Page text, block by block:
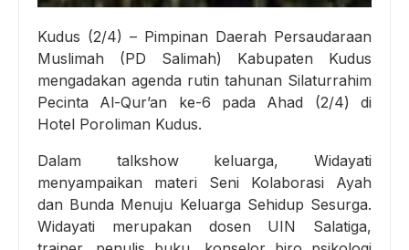
Kudus (2/4) – Pimpinan Daerah Persaudaraan
Muslimah (PD Salimah) Kabupaten Kudus
mengadakan agenda rutin tahunan Silaturrahim
Pecinta Al-Qur’an ke-6 pada Ahad (2/4) di
Hotel Poroliman Kudus.
Dalam talkshow keluarga, Widayati
menyampaikan materi Seni Kolaborasi Ayah
dan Bunda Menuju Keluarga Sehidup Sesurga.
Widayati merupakan dosen UIN Salatiga,